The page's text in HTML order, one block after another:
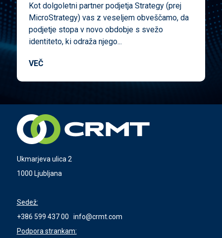
Kot dolgoletni partner podjetja Strategy (prej
MicroStrategy) vas z veseljem obveščamo, da
podjetje stopa v novo obdobje s svežo
identiteto, ki odraža njego...
VEČ
Ukmarjeva ulica 2
1000 Ljubljana
Sedež:
+386 599 437 00
info@crmt.com
Podpora strankam: